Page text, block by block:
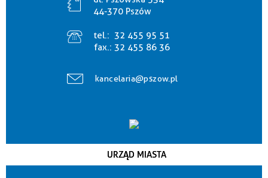
44-370 Pszów
tel.: 32 455 95 51
fax.: 32 455 86 36
kancelaria@pszow.pl
URZĄD MIASTA